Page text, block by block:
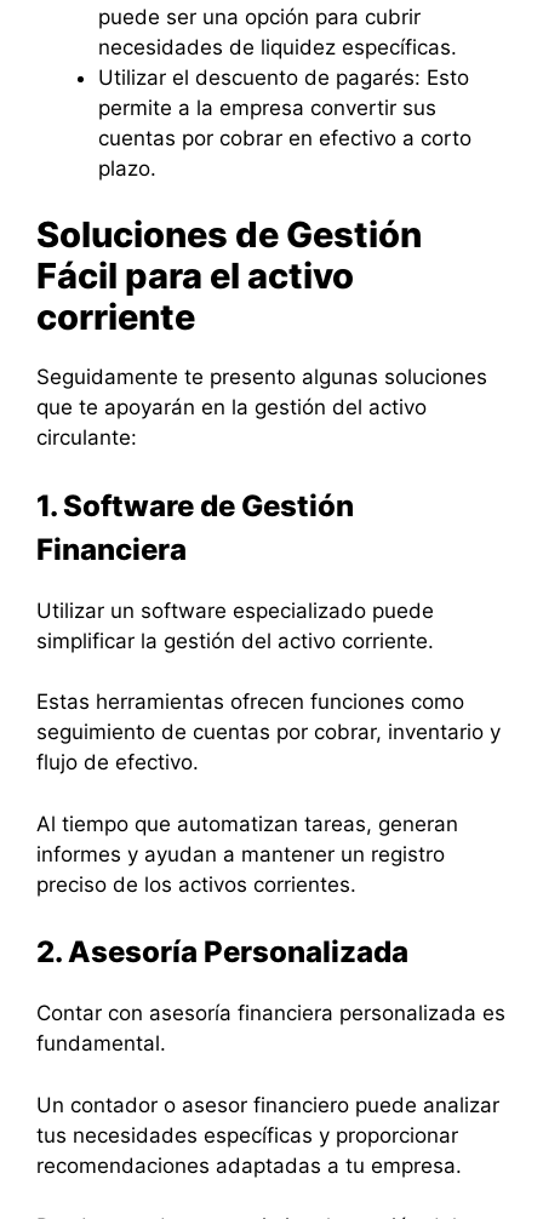
puede ser una opción para cubrir
necesidades de liquidez específicas.
Utilizar el descuento de pagarés: Esto
permite a la empresa convertir sus
cuentas por cobrar en efectivo a corto
plazo.
Soluciones de Gestión
Fácil para el activo
corriente
Seguidamente te presento algunas soluciones
que te apoyarán en la gestión del activo
circulante:
1. Software de Gestión
Financiera
Utilizar un software especializado puede
simplificar la gestión del activo corriente.
Estas herramientas ofrecen funciones como
seguimiento de cuentas por cobrar, inventario y
flujo de efectivo.
Al tiempo que automatizan tareas, generan
informes y ayudan a mantener un registro
preciso de los activos corrientes.
2. Asesoría Personalizada
Contar con asesoría financiera personalizada es
fundamental.
Un contador o asesor financiero puede analizar
tus necesidades específicas y proporcionar
recomendaciones adaptadas a tu empresa.